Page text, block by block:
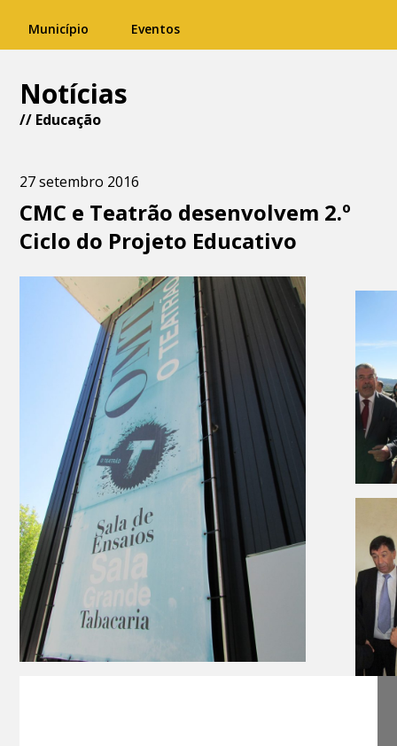
Município Eventos
Notícias
// Educação
27 setembro 2016
CMC e Teatrão desenvolvem 2.º
Ciclo do Projeto Educativo